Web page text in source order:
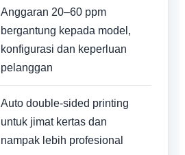
Anggaran 20–60 ppm
bergantung kepada model,
konfigurasi dan keperluan
pelanggan
Auto double-sided printing
untuk jimat kertas dan
nampak lebih profesional